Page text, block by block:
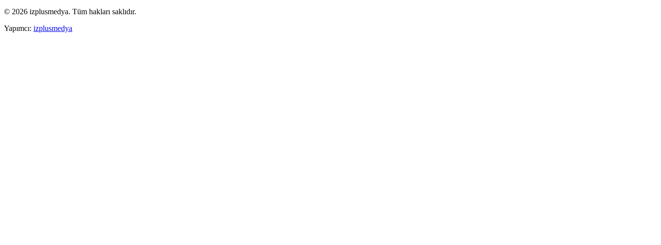
© 2026 izplusmedya. Tüm hakları saklıdır.
Yapımcı: izplusmedya